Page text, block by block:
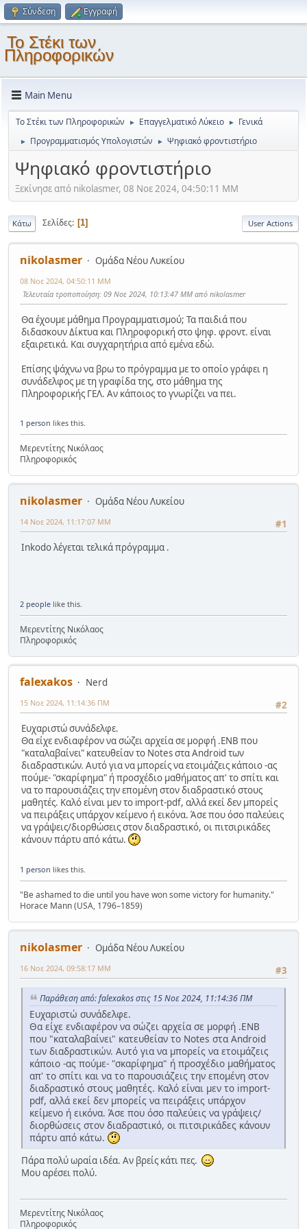
Σύνδεση Εγγραφή
Το Στέκι των
Πληροφορικών
Main Menu
Το Στέκι των Πληροφορικών ► Επαγγελματικό Λύκειο ► Γενικά
► Προγραμματισμός Υπολογιστών ► Ψηφιακό φροντιστήριο
Ψηφιακό φροντιστήριο
Ξεκίνησε από nikolasmer, 08 Νοε 2024, 04:50:11 ΜΜ
Κάτω Σελίδες 1 User Actions
nikolasmer Ομάδα Νέου Λυκείου
08 Νοε 2024, 04:50:11 ΜΜ
Τελευταία τροποποίηση: 09 Νοε 2024, 10:13:47 ΜΜ από nikolasmer
Θα έχουμε μάθημα Προγραμματισμού; Τα παιδιά που
διδασκουν Δίκτυα και Πληροφορική στο ψηφ. φροντ. είναι
εξαιρετικά. Και συγχαρητήρια από εμένα εδώ.
Επίσης ψάχνω να βρω το πρόγραμμα με το οποίο γράφει η
συνάδελφος με τη γραφίδα της, στο μάθημα της
Πληροφορικής ΓΕΛ. Αν κάποιος το γνωρίζει να πει.
1 person likes this.
Μερεντίτης Νικόλαος
Πληροφορικός
nikolasmer
Ομάδα Νέου Λυκείου
#1
14 Νοε 2024, 11:17:07 ΜΜ
Inkodo λέγεται τελικά πρόγραμμα .
2 people like this.
Μερεντίτης Νικόλαος
Πληροφορικός
falexakos
Nerd
#2
15 Νοε 2024, 11:14:36 ΠΜ
Ευχαριστώ συνάδελφε.
Θα είχε ενδιαφέρον να σώζει αρχεία σε μορφή .ENB που
"καταλαβαίνει" κατευθείαν το Notes στα Android των
διαδραστικών. Αυτό για να μπορείς να ετοιμάζεις κάποιο -ας
πούμε- "σκαρίφημα" ή προσχέδιο μαθήματος απ' το σπίτι και
να το παρουσιάζεις την επομένη στον διαδραστικό στους
μαθητές. Καλό είναι μεν το import-pdf, αλλά εκεί δεν μπορείς
να πειράξεις υπάρχον κείμενο ή εικόνα. Άσε που όσο παλεύεις
να γράψεις/διορθώσεις στον διαδραστικό, οι πιτσιρικάδες
κάνουν πάρτυ από κάτω.
1 person likes this.
"Be ashamed to die until you have won some victory for humanity."
Horace Mann (USA, 1796–1859)
nikolasmer
Ομάδα Νέου Λυκείου
#3
16 Νοε 2024, 09:58:17 ΜΜ
Παράθεση από: falexakos στις 15 Νοε 2024, 11:14:36 ΠΜ
Ευχαριστώ συνάδελφε.
Θα είχε ενδιαφέρον να σώζει αρχεία σε μορφή .ENB
που "καταλαβαίνει" κατευθείαν το Notes στα Android
των διαδραστικών. Αυτό για να μπορείς να ετοιμάζεις
κάποιο -ας πούμε- "σκαρίφημα" ή προσχέδιο μαθήματος
απ' το σπίτι και να το παρουσιάζεις την επομένη στον
διαδραστικό στους μαθητές. Καλό είναι μεν το import-
pdf, αλλά εκεί δεν μπορείς να πειράξεις υπάρχον
κείμενο ή εικόνα. Άσε που όσο παλεύεις να γράψεις/
διορθώσεις στον διαδραστικό, οι πιτσιρικάδες κάνουν
πάρτυ από κάτω.
Πάρα πολύ ωραία ιδέα. Αν βρείς κάτι πες.
Μου αρέσει πολύ.
Μερεντίτης Νικόλαος
Πληροφορικός